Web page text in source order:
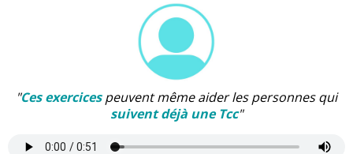
"Ces exercicespeuvent même aider les personnes qui
suivent déjà une Tcc"